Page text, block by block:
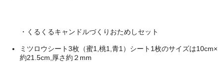
・くるくるキャンドルづくりおためしセット
ミツロウシート3枚（蜜1,桃1,青1）シート1枚のサイズは10cm×
約21.5cm,厚さ約２mm